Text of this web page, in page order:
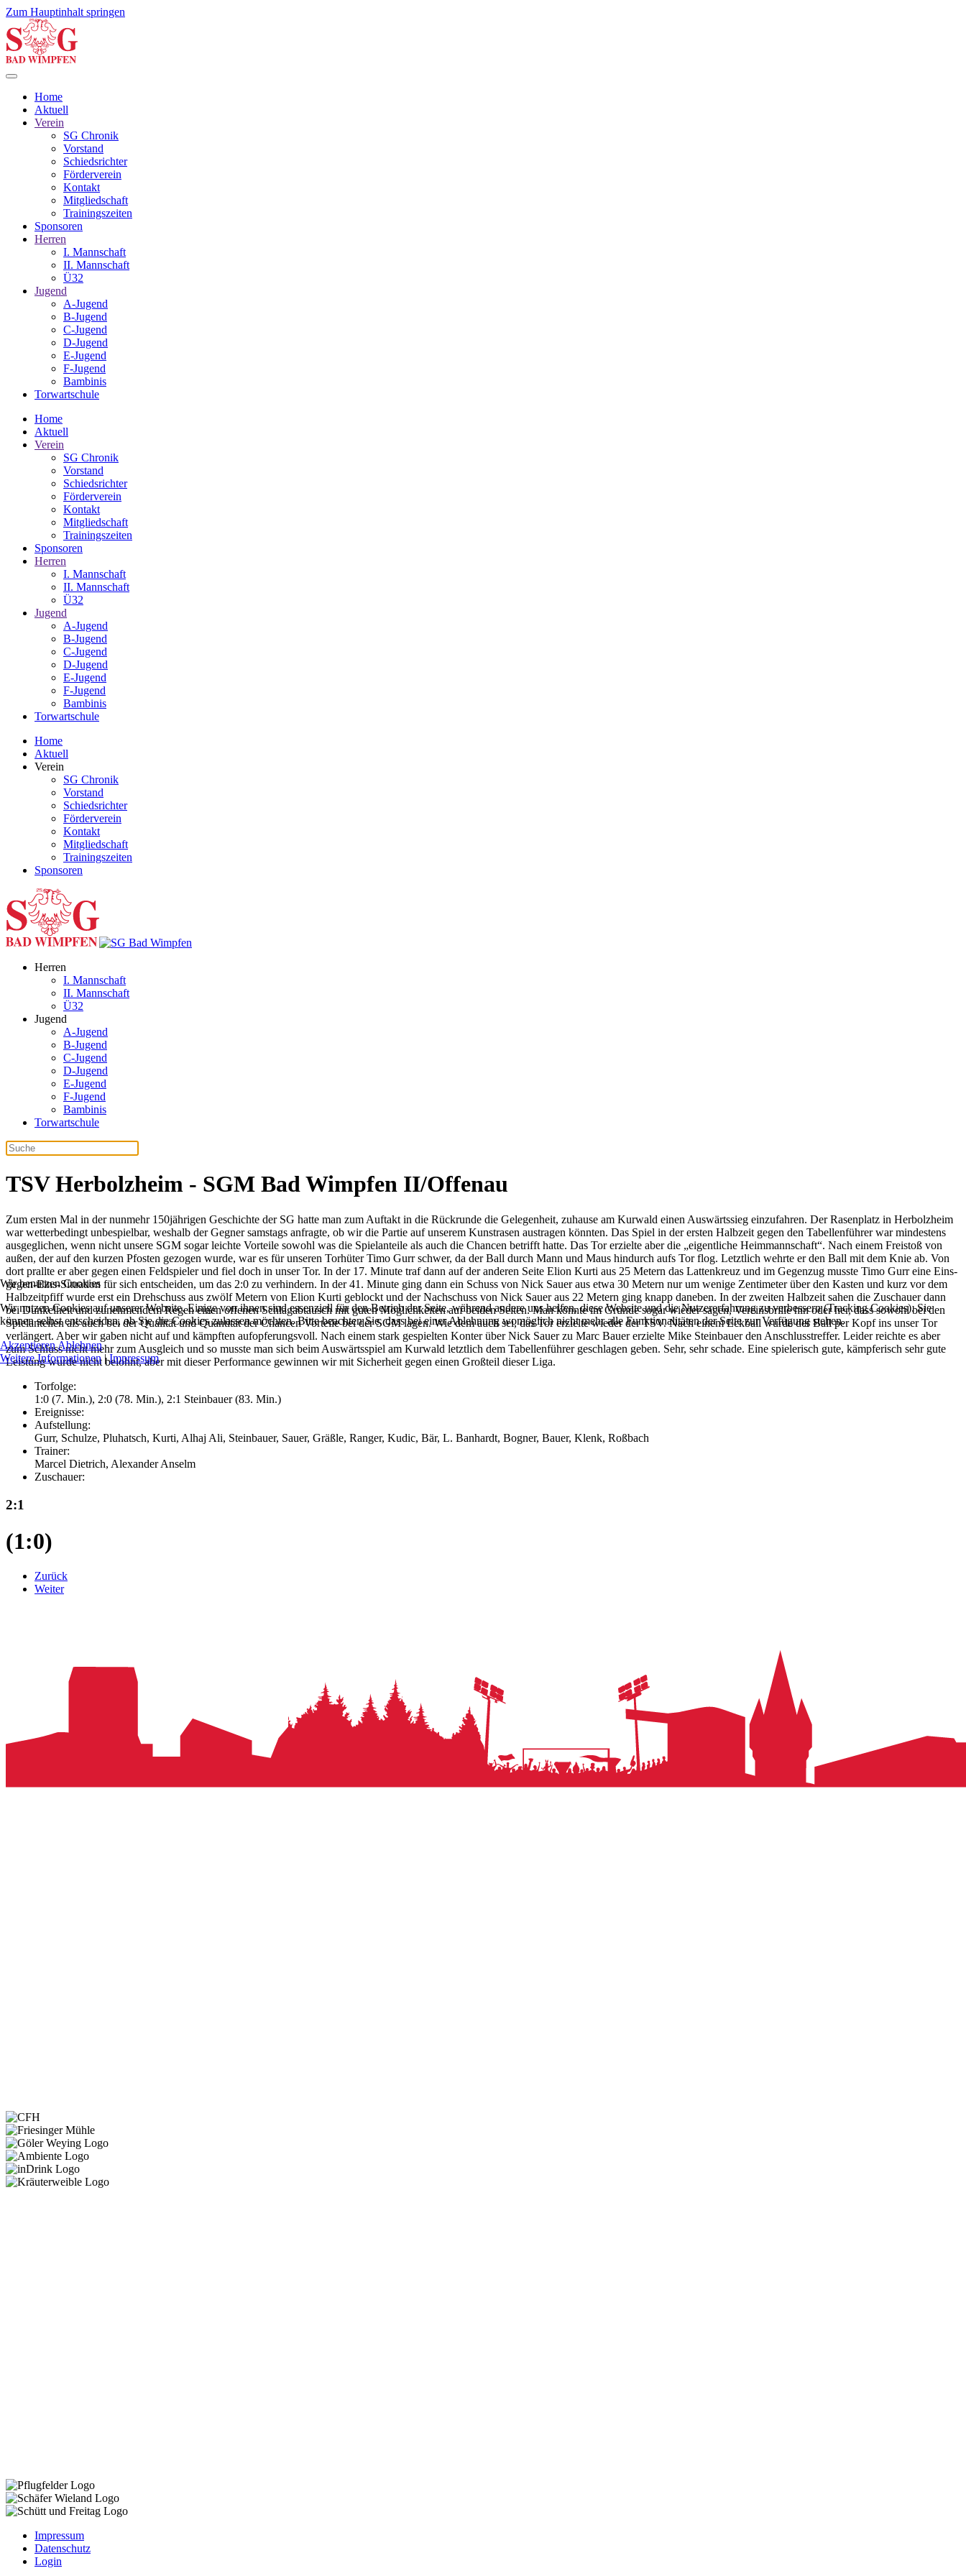
Zum Hauptinhalt springen
Home
Aktuell
Verein
SG Chronik
Vorstand
Schiedsrichter
Förderverein
Kontakt
Mitgliedschaft
Trainingszeiten
Sponsoren
Herren
I. Mannschaft
II. Mannschaft
Ü32
Jugend
A-Jugend
B-Jugend
C-Jugend
D-Jugend
E-Jugend
F-Jugend
Bambinis
Torwartschule
Home
Aktuell
Verein
SG Chronik
Vorstand
Schiedsrichter
Förderverein
Kontakt
Mitgliedschaft
Trainingszeiten
Sponsoren
Herren
I. Mannschaft
II. Mannschaft
Ü32
Jugend
A-Jugend
B-Jugend
C-Jugend
D-Jugend
E-Jugend
F-Jugend
Bambinis
Torwartschule
Home
Aktuell
Verein
SG Chronik
Vorstand
Schiedsrichter
Förderverein
Kontakt
Mitgliedschaft
Trainingszeiten
Sponsoren
Herren
I. Mannschaft
II. Mannschaft
Ü32
Jugend
A-Jugend
B-Jugend
C-Jugend
D-Jugend
E-Jugend
F-Jugend
Bambinis
Torwartschule
TSV Herbolzheim - SGM Bad Wimpfen II/Offenau
Zum ersten Mal in der nunmehr 150jährigen Geschichte der SG hatte man zum Auftakt in die Rückrunde die Gelegenheit, zuhause am Kurwald einen Auswärtssieg einzufahren. Der Rasenplatz in Herbolzheim
war wetterbedingt unbespielbar, weshalb der Gegner samstags anfragte, ob wir die Partie auf unserem Kunstrasen austragen könnten. Das Spiel in der ersten Halbzeit gegen den Tabellenführer war mindestens
ausgeglichen, wenn nicht unsere SGM sogar leichte Vorteile sowohl was die Spielanteile als auch die Chancen betrifft hatte. Das Tor erzielte aber die „eigentliche Heimmannschaft“. Nach einem Freistoß von
außen, der auf den kurzen Pfosten gezogen wurde, war es für unseren Torhüter Timo Gurr schwer, da der Ball durch Mann und Maus hindurch aufs Tor flog. Letztlich wehrte er den Ball mit dem Knie ab. Von
dort prallte er aber gegen einen Feldspieler und fiel doch in unser Tor. In der 17. Minute traf dann auf der anderen Seite Elion Kurti aus 25 Metern das Lattenkreuz und im Gegenzug musste Timo Gurr eine Eins-
gegen-Eins-Situation für sich entscheiden, um das 2:0 zu verhindern. In der 41. Minute ging dann ein Schuss von Nick Sauer aus etwa 30 Metern nur um wenige Zentimeter über den Kasten und kurz vor dem
Halbzeitpfiff wurde erst ein Drehschuss aus zwölf Metern von Elion Kurti geblockt und der Nachschuss von Nick Sauer aus 22 Metern ging knapp daneben. In der zweiten Halbzeit sahen die Zuschauer dann
bei Dunkelheit und zunehmendem Regen einen offenen Schlagabtausch mit guten Möglichkeiten auf beiden Seiten. Man könnte im Grunde sogar wieder sagen, Vereinsbrille hin oder her, dass sowohl bei den
Spielanteilen als auch bei der Qualität und Quantität der Chancen Vorteile bei der SGM lagen. Wie dem auch sei, das Tor erzielte wieder der TSV. Nach einem Eckball wurde der Ball per Kopf ins unser Tor
verlängert. Aber wir gaben nicht auf und kämpften aufopferungsvoll. Nach einem stark gespielten Konter über Nick Sauer zu Marc Bauer erzielte Mike Steinbauer den Anschlusstreffer. Leider reichte es aber
zum Schluss nicht mehr zum Ausgleich und so musste man sich beim Auswärtsspiel am Kurwald letztlich dem Tabellenführer geschlagen geben. Sehr, sehr schade. Eine spielerisch gute, kämpferisch sehr gute
Leistung wurde nicht belohnt, aber mit dieser Performance gewinnen wir mit Sicherheit gegen einen Großteil dieser Liga.
Torfolge:
1:0 (7. Min.), 2:0 (78. Min.), 2:1 Steinbauer (83. Min.)
Ereignisse:
Aufstellung:
Gurr, Schulze, Pluhatsch, Kurti, Alhaj Ali, Steinbauer, Sauer, Gräßle, Ranger, Kudic, Bär, L. Banhardt, Bogner, Bauer, Klenk, Roßbach
Trainer:
Marcel Dietrich, Alexander Anselm
Zuschauer:
2:1
(1:0)
Zurück
Weiter
Impressum
Datenschutz
Login
Wir benutzen Cookies
Wir nutzen Cookies auf unserer Website. Einige von ihnen sind essenziell für den Betrieb der Seite, während andere uns helfen, diese Website und die Nutzererfahrung zu verbessern (Tracking Cookies). Sie
können selbst entscheiden, ob Sie die Cookies zulassen möchten. Bitte beachten Sie, dass bei einer Ablehnung womöglich nicht mehr alle Funktionalitäten der Seite zur Verfügung stehen.
AkzeptierenAblehnen
Weitere Informationen|Impressum